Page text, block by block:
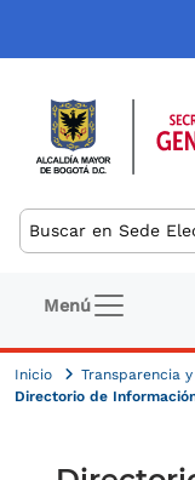
Pasar al contenido
Buscar
Menú
Inicio
Transparencia
Directorio de